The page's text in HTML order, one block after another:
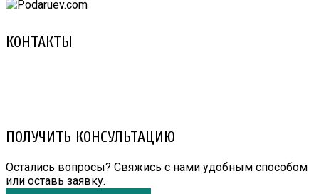
КОНТАКТЫ
ПОЛУЧИТЬ КОНСУЛЬТАЦИЮ
Остались вопросы? Свяжись с нами удобным способом
или оставь заявку.